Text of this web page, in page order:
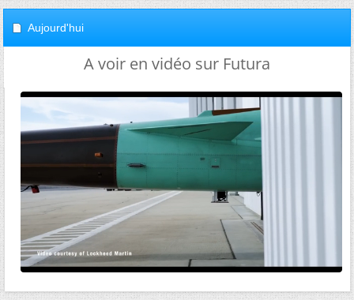
Aujourd'hui
A voir en vidéo sur Futura